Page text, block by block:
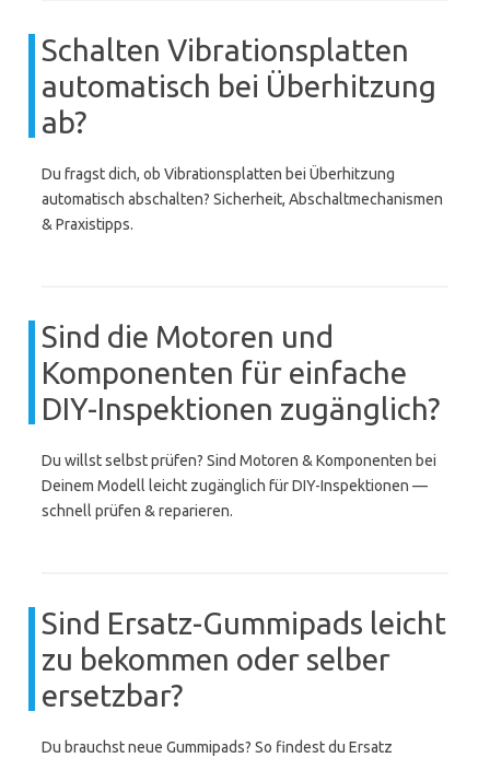
Schalten Vibrationsplatten
automatisch bei Überhitzung
ab?
Du fragst dich, ob Vibrationsplatten bei Überhitzung
automatisch abschalten? Sicherheit, Abschaltmechanismen
& Praxistipps.
Sind die Motoren und
Komponenten für einfache
DIY-Inspektionen zugänglich?
Du willst selbst prüfen? Sind Motoren & Komponenten bei
Deinem Modell leicht zugänglich für DIY-Inspektionen —
schnell prüfen & reparieren.
Sind Ersatz-Gummipads leicht
zu bekommen oder selber
ersetzbar?
Du brauchst neue Gummipads? So findest du Ersatz